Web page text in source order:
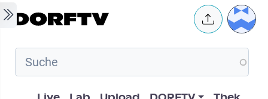
Skip to main content User
Hauptnavigation